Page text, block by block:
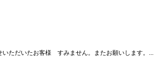
ただいたお客様 すみません。またお願いします。...